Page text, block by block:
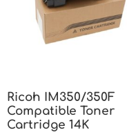
Ricoh IM350/350F
Compatible Toner
Cartridge 14K